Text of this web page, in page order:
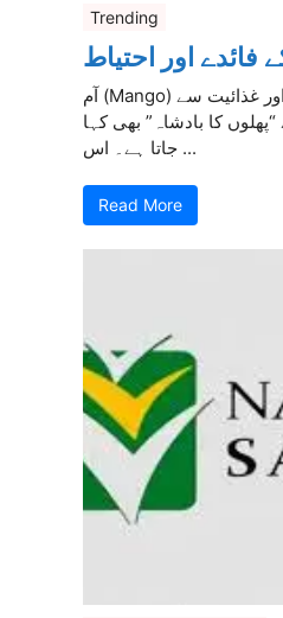
Trending
فائدے اور احتیاط
آم (Mango) ایک نہایت مزیدار اور غذائیت سے
کا بادشاہ” بھی کہا
جاتا ہے۔ اس ...
Read More